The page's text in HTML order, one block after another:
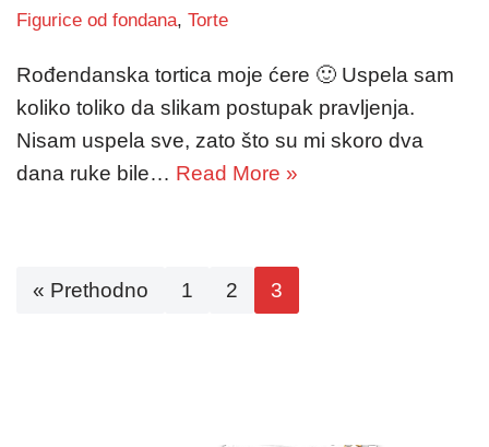
Figurice od fondana, Torte
Rođendanska tortica moje ćere 🙂 Uspela sam
koliko toliko da slikam postupak pravljenja.
Nisam uspela sve, zato što su mi skoro dva
dana ruke bile… Read More »
« Prethodno 1 2 3